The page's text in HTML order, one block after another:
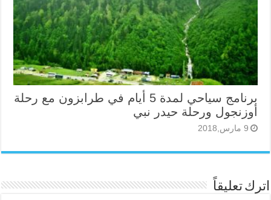
برنامج سياحي لمدة 5 أيام في طرابزون مع رحلة
أوزنجول ورحلة حيدر نبي
9 مارس,2018
اترك تعليقاً